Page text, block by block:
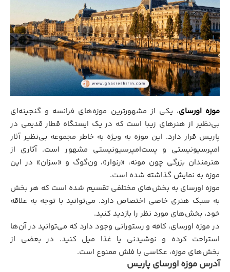
موزه اورسای، یکی از مشهورترین موزه‌های فرانسه و گنجینه‌ای
بی‌نظیر از هنرهای زیبا است که در یک ایستگاه قطار قدیمی در
پاریس قرار دارد. این موزه به ویژه به خاطر مجموعه بی‌نظیر آثار
امپرسیونیستی و پست‌امپرسیونیستی مشهور است. آثاری از
هنرمندان بزرگی چون مونه، «رنوار»، ون‌گوگ و «سزان» در این
موزه به نمایش گذاشته شده است.
موزه اورسای به بخش‌های مختلفی تقسیم شده است که هر بخش
به سبک هنری خاصی اختصاص دارد. می‌توانید با توجه به علاقه
خود، بخش‌های مورد نظر را بازدید کنید.
در موزه اورسای، کافه و رستورانی وجود دارد که می‌توانید در آن‌ها
استراحت کرده و نوشیدنی یا غذا میل کنید. در بعضی از
بخش‌های موزه، عکاسی با فلش ممنوع است.
آدرس موزه اورسای پاریس